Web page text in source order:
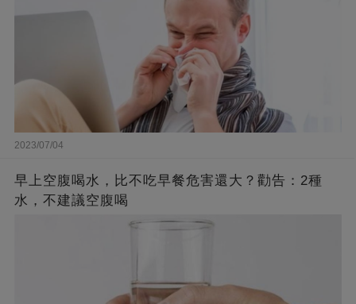
2023/07/04
早上空腹喝水，比不吃早餐危害還大？勸告：2種
水，不建議空腹喝